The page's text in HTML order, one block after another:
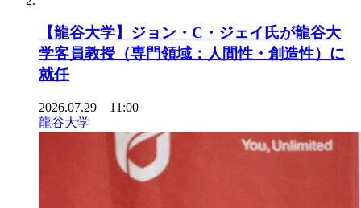
【龍谷大学】ジョン・C・ジェイ氏が龍谷大
学客員教授（専門領域：人間性・創造性）に
就任
2026.07.29 11:00
龍谷大学